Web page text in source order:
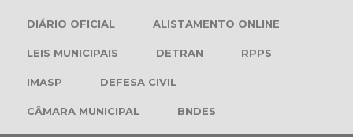
DIÁRIO OFICIAL ALISTAMENTO ONLINE
LEIS MUNICIPAIS DETRAN RPPS
IMASP DEFESA CIVIL
CÂMARA MUNICIPAL BNDES